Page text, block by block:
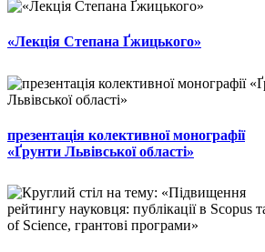
«Лекція Степана Ґжицького»
презентація колективної монографії
«Ґрунти Львівської області»